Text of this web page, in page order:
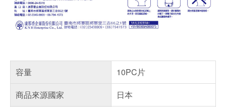
容量
10PC片
商品來源國家
日本